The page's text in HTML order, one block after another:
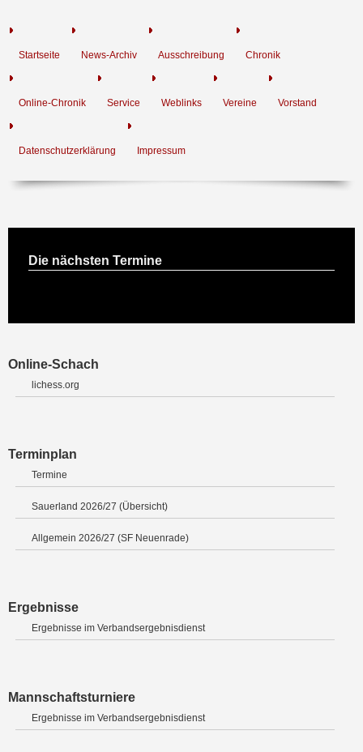
Startseite News-Archiv Ausschreibung Chronik
Online-Chronik Service Weblinks Vereine Vorstand
Datenschutzerklärung Impressum
Die nächsten Termine
Online-Schach
lichess.org
Terminplan
Termine
Sauerland 2026/27 (Übersicht)
Allgemein 2026/27 (SF Neuenrade)
Ergebnisse
Ergebnisse im Verbandsergebnisdienst
Mannschaftsturniere
Ergebnisse im Verbandsergebnisdienst